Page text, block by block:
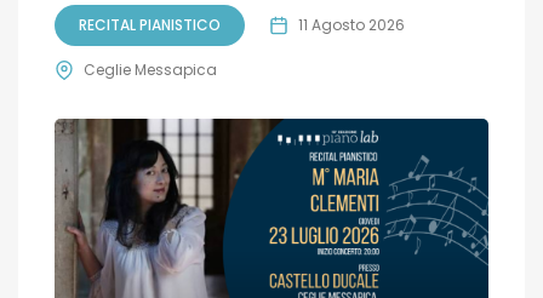
RECITAL PIANISTICO 11 Agosto 2026
Ceglie Messapica